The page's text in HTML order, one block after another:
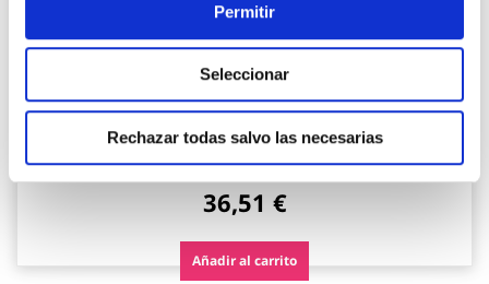
Permitir
Seleccionar
Rechazar todas salvo las necesarias
TOP VENTAS
Pie parasol resina rellenable c/ruedas ø 33-50 mm
36,51 €
Añadir al carrito